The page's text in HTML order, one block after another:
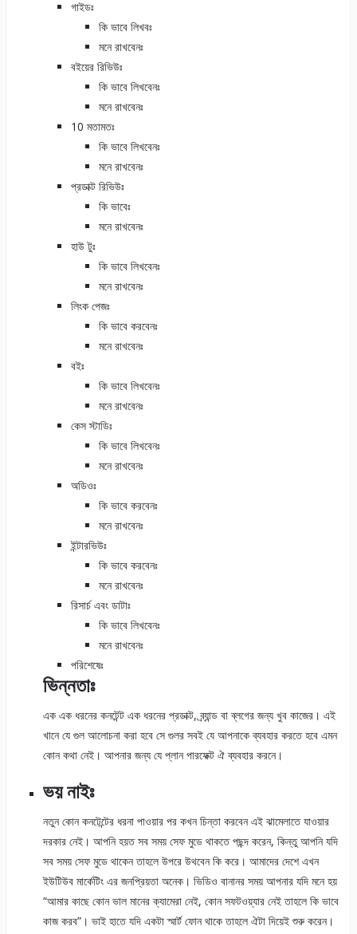
গাইডঃ
কি ভাবে লিখবঃ
মনে রাখবেনঃ
বইয়ের রিভিউঃ
কি ভাবে লিখবেনঃ
মনে রাখবেনঃ
10 মতামতঃ
কি ভাবে লিখবেনঃ
মনে রাখবেনঃ
প্রডাক্ট রিভিউঃ
কি ভাবেঃ
মনে রাখবেনঃ
হাউ টুঃ
কি ভাবে লিখবেনঃ
মনে রাখবেনঃ
লিংক পেজঃ
কি ভাবে করবেনঃ
মনে রাখবেনঃ
বইঃ
কি ভাবে লিখবেনঃ
মনে রাখবেনঃ
কেস স্টাডিঃ
কি ভাবে লিখবেনঃ
মনে রাখবেনঃ
অডিওঃ
কি ভাবে করবেনঃ
মনে রাখবেনঃ
ইন্টারভিউঃ
কি ভাবে করবেনঃ
মনে রাখবেনঃ
রিসার্চ এবং ডাটাঃ
কি ভাবে লিখবেনঃ
মনে রাখবেনঃ
পরিশেষেঃ
ভিন্নতাঃ
এক এক ধরনের কনটেন্ট এক ধরনের প্রডাক্ট, ব্র্যান্ড বা ব্লগের জন্য খুব কাজের। এই
খানে যে গুল আলোচনা করা হবে সে গুলর সবই যে আপনাকে ব্যবহার করতে হবে এমন
কোন কথা নেই। আপনার জন্য যে প্লান পারফেক্ট ঐ ব্যবহার করনে।
ভয় নাইঃ
নতুন কোন কনটেন্টের ধরনা পাওয়ার পর কখন চিন্তা করবেন এই ঝামেলাতে যাওয়ার
দরকার নেই। আপনি হয়ত সব সময় সেফ মুডে থাকতে পছন্দ করেন, কিন্তু আপনি যদি
সব সময় সেফ মুডে থাকেন তাহলে উপরে উথবেন কি করে। আমাদের দেশে এখন
ইউটিউব মার্কেটিং এর জনপ্রিয়তা অনেক। ভিডিও বানানর সময় আপনার যদি মনে হয়
“আমার কাছে কোন ভাল মানের ক্যামেরা নেই, কোন সফটওয়্যার নেই তাহলে কি ভাবে
কাজ করব”। ভাই হাতে যদি একটা স্মার্ট ফোন থাকে তাহলে ঐটা দিয়েই শুরু করেন।